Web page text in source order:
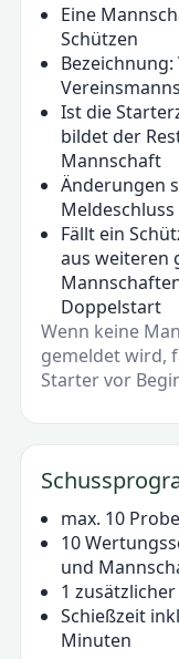
Eine
Schützen
Ist die
bildet der
Mannschaft
Änderungen
Fällt ein
aus weiteren
Doppelstart
Wenn keine
gemeldet wird,
Starter vor
max. 10
10
und
1
Schießzeit
Minuten